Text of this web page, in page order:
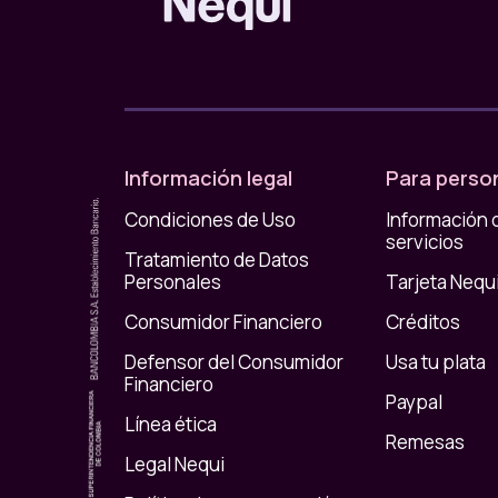
Como en cualquier relación, ¡las cuentas
ustedes sus ingresos, gastos y hasta las
tienen en común y trabajen juntos para
Tengan claras las cuentas 😉
Información legal
Condiciones de Uso
Tratamiento de Datos
Personales
Consumidor Financiero
Defensor del Consumidor
Financiero
Línea ética
Legal Nequi
Para
Información
servicios
Tarjeta Nequi
Créditos
Usa tu plata
Paypal
Remesas